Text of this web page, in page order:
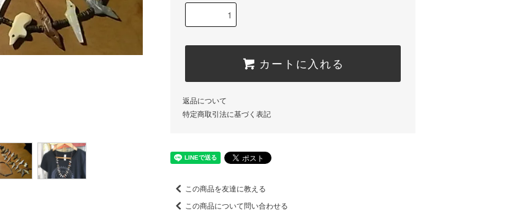
カートに入れる
返品について
特定商取引法に基づく表記
この商品を友達に教える
この商品について問い合わせる